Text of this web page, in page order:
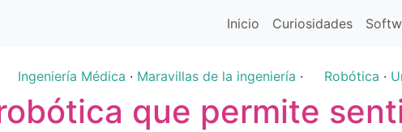
Inicio Curiosidades
Ingeniería Médica · Maravillas de la ingeniería · Robótica ·
que permite